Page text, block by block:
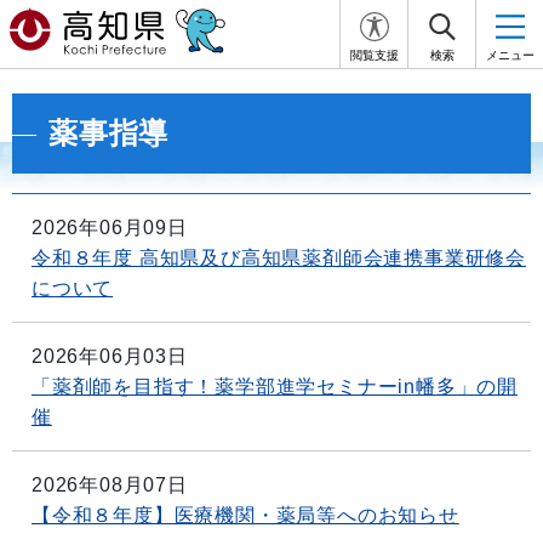
閲覧支援 検索 メニュー
薬事指導
2026年06月09日
令和８年度 高知県及び高知県薬剤師会連携事業研修会
について
2026年06月03日
「薬剤師を目指す！薬学部進学セミナーin幡多」の開
催
2026年08月07日
【令和８年度】医療機関・薬局等へのお知らせ